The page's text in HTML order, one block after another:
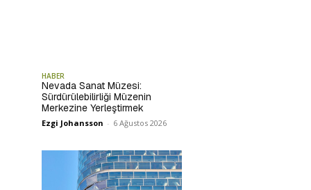
HABER
Nevada Sanat Müzesi:
Sürdürülebilirliği Müzenin
Merkezine Yerleştirmek
Ezgi Johansson - 6 Ağustos 2026